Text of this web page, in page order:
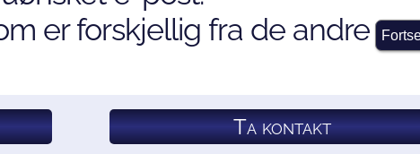
er forskjellig fra de andre
Ta kontakt